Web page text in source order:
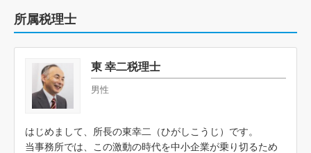
所属税理士
東 幸二税理士
男性
はじめまして、所長の東幸二（ひがしこうじ）です。
当事務所では、この激動の時代を中小企業が乗り切るため